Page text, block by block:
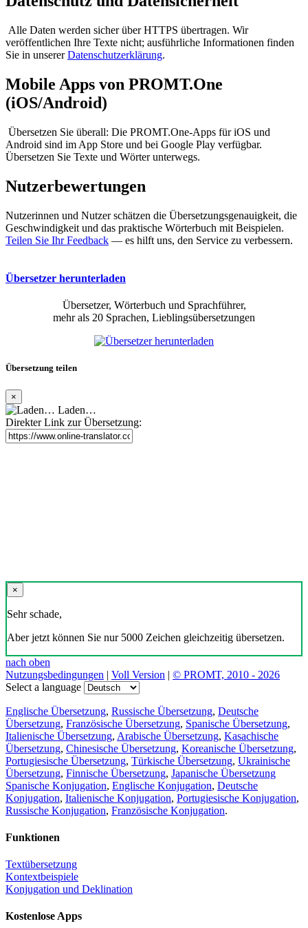
Alle Daten werden sicher über HTTPS übertragen. Wir
veröffentlichen Ihre Texte nicht; ausführliche Informationen finden
Sie in unsererDatenschutzerklärung.
Mobile Apps von PROMT.One
(iOS/Android)
Übersetzen Sie überall: Die PROMT.One-Apps für iOS und
Android sind im App Store und bei Google Play verfügbar.
Übersetzen Sie Texte und Wörter unterwegs.
Nutzerbewertungen
Nutzerinnen und Nutzer schätzen die Übersetzungsgenauigkeit, die
Geschwindigkeit und das praktische Wörterbuch mit Beispielen.
Teilen Sie Ihr Feedback — es hilft uns, den Service zu verbessern.
Übersetzer herunterladen
Übersetzer, Wörterbuch und Sprachführer,
mehr als 20 Sprachen, Lieblingsübersetzungen
Übersetzung teilen
×
Laden…
Direkter Link zur Übersetzung:
×
Sehr schade,
Aber jetzt können Sie nur 5000 Zeichen gleichzeitig übersetzen.
nach oben
Nutzungsbedingungen | Voll Version | © PROMT, 2010 - 2026
Select a language
Englische Übersetzung, Russische Übersetzung, Deutsche
Übersetzung, Französische Übersetzung, Spanische Übersetzung,
Italienische Übersetzung, Arabische Übersetzung, Kasachische
Übersetzung, Chinesische Übersetzung, Koreanische Übersetzung,
Portugiesische Übersetzung, Türkische Übersetzung, Ukrainische
Übersetzung, Finnische Übersetzung, Japanische Übersetzung
Spanische Konjugation, Englische Konjugation, Deutsche
Konjugation, Italienische Konjugation, Portugiesische Konjugation,
Russische Konjugation, Französische Konjugation.
Funktionen
Textübersetzung
Kontextbeispiele
Konjugation und Deklination
Kostenlose Apps